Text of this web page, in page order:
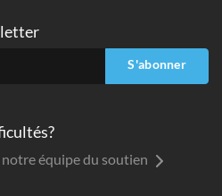
S'abonner
équipe du soutien